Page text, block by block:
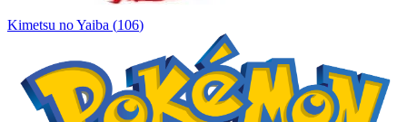
Kimetsu no Yaiba (106)